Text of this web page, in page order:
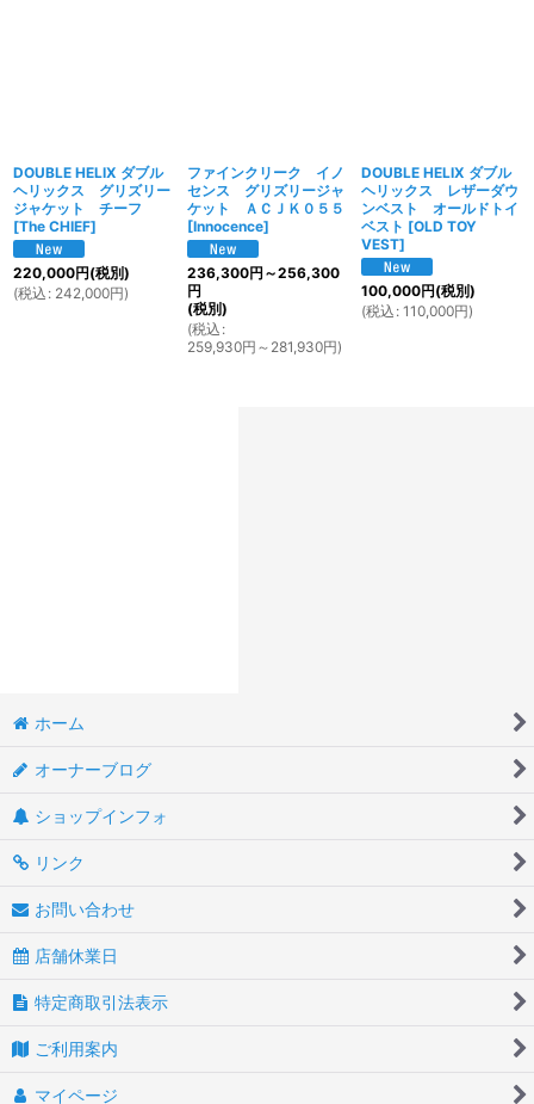
DOUBLE HELIX ダブル
ヘリックス グリズリー
ジャケット チーフ
[The CHIEF]
220,000円(税別)
(税込 : 242,000円)
ファインクリーク イノ
センス グリズリージャ
ケット ＡＣＪＫ０５５
[Innocence]
236,300円 ～256,300
円
(税別)
(税込 :
259,930円 ～281,930円)
DOUBLE HELIX ダブル
ヘリックス レザーダウ
ンベスト オールドトイ
ベスト [OLD TOY
VEST]
100,000円(税別)
(税込 : 110,000円)
ホーム
オーナーブログ
ショップインフォ
リンク
お問い合わせ
店舗休業日
特定商取引法表示
ご利用案内
マイページ